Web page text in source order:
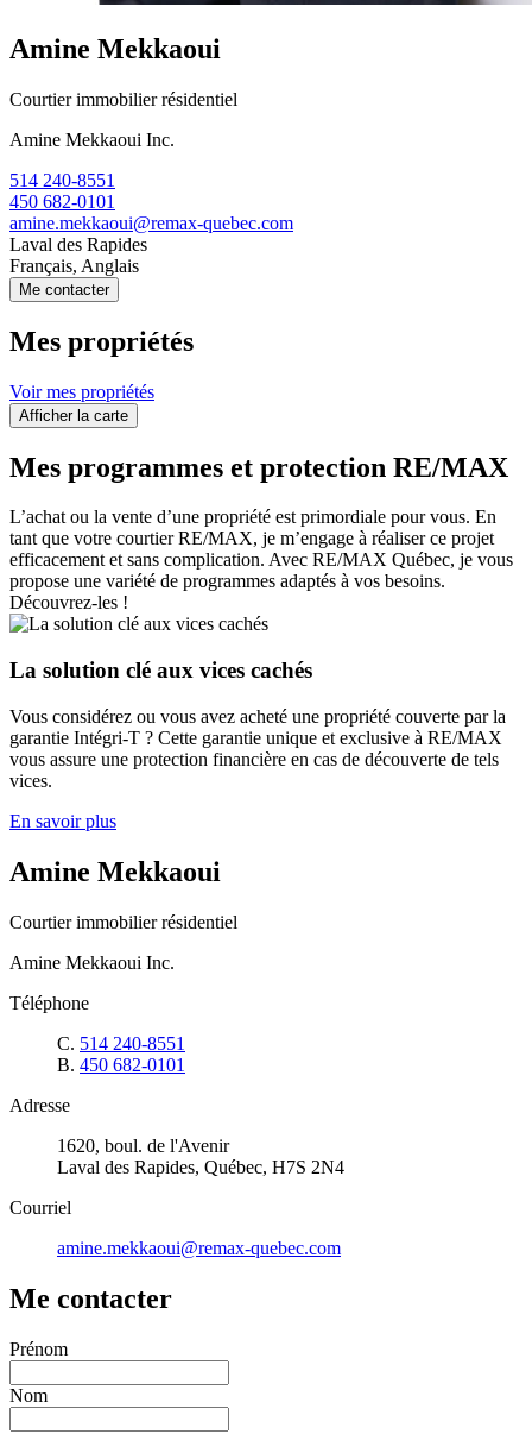
Amine Mekkaoui
Courtier immobilier résidentiel
Amine Mekkaoui Inc.
514 240-8551
450 682-0101
amine.mekkaoui@remax-quebec.com
Laval des Rapides
Français, Anglais
Me contacter
Mes propriétés
Voir mes propriétés
Afficher la carte
Mes programmes et protection RE/MAX
L’achat ou la vente d’une propriété est primordiale pour vous. En
tant que votre courtier RE/MAX, je m’engage à réaliser ce projet
efficacement et sans complication. Avec RE/MAX Québec, je vous
propose une variété de programmes adaptés à vos besoins.
Découvrez-les !
La solution clé aux vices cachés
Vous considérez ou vous avez acheté une propriété couverte par la
garantie Intégri-T ? Cette garantie unique et exclusive à RE/MAX
vous assure une protection financière en cas de découverte de tels
vices.
En savoir plus
Amine Mekkaoui
Courtier immobilier résidentiel
Amine Mekkaoui Inc.
Téléphone
C. 514 240-8551
B. 450 682-0101
Adresse
1620, boul. de l'Avenir
Laval des Rapides, Québec, H7S 2N4
Courriel
amine.mekkaoui@remax-quebec.com
Me contacter
Prénom
Nom